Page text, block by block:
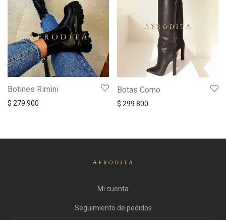
Botines Rimini
$ 279.900
Botas Como
$ 299.800
Mi cuenta
Seguimiento de pedidos